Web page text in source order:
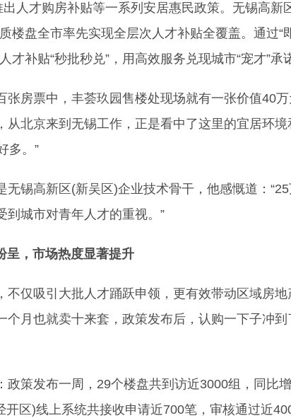
才购房补贴等一系列安居惠民政策。无锡高新
楼盘全市率先实现全层次人才补贴全覆盖。通过“
才补贴“秒批秒兑”，用高效服务兑现城市“宠才”承
票中，丰荟玖园售楼处现场就有一张价值40万
从北京来到无锡工作，正是看中了这里的宜居环
多。”
锡高新区(新吴区)企业技术骨干，他感慨道：“25
到城市对青年人才的重视。”
，市场热度显著提升
仅吸引大批人才踊跃申领，更有效带动区域房地
个月也就卖十来套，政策发布后，认购一下子冲到
策发布一周，29个楼盘共到访近3000组，同比增
开区)线上系统共接收申请近700笔，审核通过近